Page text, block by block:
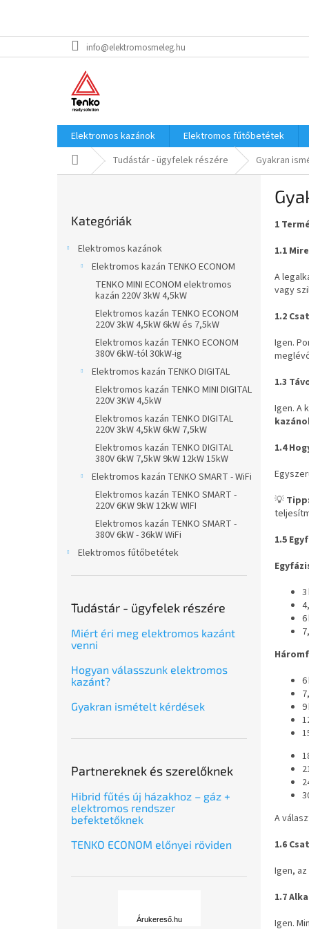
a
info@elektromosmeleg.hu
Elektromos kazánok Elektromos fűtőbetétek
KezdőlapTudástár - ügyfelek részére Gyakran
átugrása
Kategóriák
Elektromos kazánok
Elektromos kazán TENKO ECONOM
TENKO MINI ECONOM elektromos
kazán 220V 3kW 4,5kW
Elektromos kazán TENKO ECONOM
220V 3kW 4,5kW 6kW és 7,5kW
Elektromos kazán TENKO ECONOM
380V 6kW-tól 30kW-ig
Elektromos kazán TENKO DIGITAL
Elektromos kazán TENKO MINI DIGITAL
220V 3KW 4,5kW
Elektromos kazán TENKO DIGITAL
220V 3kW 4,5kW 6kW 7,5kW
Elektromos kazán TENKO DIGITAL
380V 6kW 7,5kW 9kW 12kW 15kW
Elektromos kazán TENKO SMART - WiFi
Elektromos kazán TENKO SMART -
220V 6KW 9kW 12kW WIFI
Elektromos kazán TENKO SMART -
380V 6kW - 36kW WiFi
Elektromos fűtőbetétek
Tudástár - ügyfelek részére
Miért éri meg elektromos kazánt
venni
Hogyan válasszunk elektromos
kazánt?
Gyakran ismételt kérdések
Partnereknek és szerelőknek
Hibrid fűtés új házakhoz – gáz +
elektromos rendszer
befektetőknek
TENKO ECONOM előnyei röviden
Árukereső.hu
1
1.1
A
vagy
1.2
Igen.
1.3
Igen. A
1.4
💡 Tipp:
1.5
A
1.6
Igen, az
1.7
Igen.